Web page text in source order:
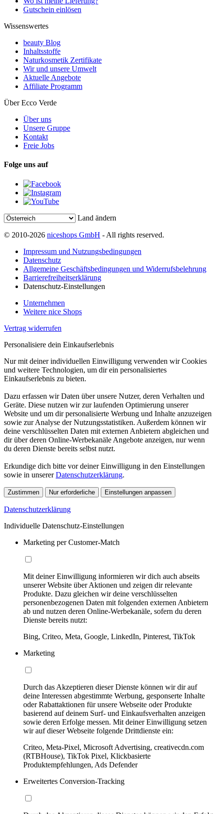
Gutschein einlösen
Wissenswertes
beauty Blog
Inhaltsstoffe
Naturkosmetik Zertifikate
Wir und unsere Umwelt
Aktuelle Angebote
Affiliate Programm
Über Ecco Verde
Über uns
Unsere Gruppe
Kontakt
Freie Jobs
Folge uns auf
Land ändern
© 2010-2026 niceshops GmbH - All rights reserved.
Impressum und Nutzungsbedingungen
Datenschutz
Allgemeine Geschäftsbedingungen und Widerrufsbelehrung
Barrierefreiheitserklärung
Datenschutz-Einstellungen
Unternehmen
Weitere nice Shops
Vertrag widerrufen
Personalisiere dein Einkaufserlebnis
Nur mit deiner individuellen Einwilligung verwenden wir Cookies
und weitere Technologien, um dir ein personalisiertes
Einkaufserlebnis zu bieten.
Dazu erfassen wir Daten über unsere Nutzer, deren Verhalten und
Geräte. Diese nutzen wir zur laufenden Optimierung unserer
Website und um dir personalisierte Werbung und Inhalte anzuzeigen
sowie zur Analyse der Nutzungsstatistiken. Außerdem können wir
deine verschlüsselten Daten mit externen Anbietern abgleichen und
dir über deren Online-Werbekanäle Angebote anzeigen, nur wenn
du deren Dienste bereits selbst nutzt.
Erkundige dich bitte vor deiner Einwilligung in den Einstellungen
sowie in unsererDatenschutzerklärung.
Zustimmen Nur erforderliche Einstellungen anpassen
Datenschutzerklärung
Individuelle Datenschutz-Einstellungen
Marketing per Customer-Match
Mit deiner Einwilligung informieren wir dich auch abseits
unserer Website über Aktionen und zeigen dir relevante
Produkte. Dazu gleichen wir deine verschlüsselten
personenbezogenen Daten mit folgenden externen Anbietern
ab und nutzen deren Online-Werbekanäle, sofern du deren
Dienste bereits nutzt:
Bing, Criteo, Meta, Google, LinkedIn, Pinterest, TikTok
Marketing
Durch das Akzeptieren dieser Dienste können wir dir auf
deine Interessen abgestimmte Werbung, gesponserte Inhalte
oder Rabattaktionen für unsere Webseite oder Produkte
basierend auf deinem Surf- und Einkaufsverhalten anzeigen
sowie deren Erfolge messen. Mit deiner Einwilligung setzen
wir auf dieser Webseite folgende Drittdienste ein:
Criteo, Meta-Pixel, Microsoft Advertising, creativecdn.com
(RTBHouse), TikTok Pixel, Klickbasierte
Produktempfehlungen, Ads Defender
Erweitertes Conversion-Tracking